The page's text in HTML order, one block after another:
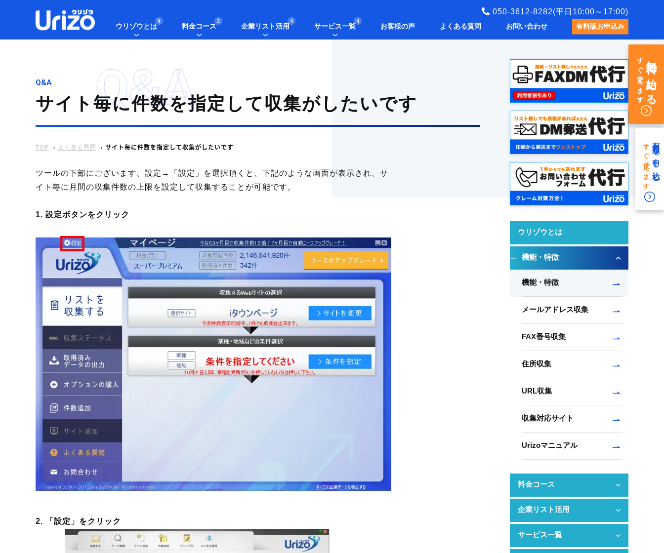
050-3612-8282(平日10:00～17:00)
ウリゾウとは
9
料金コース
3
企業リスト活用
4
サービス一覧
4
お客様の声 よくある質問 お問い合わせ 有料版お申込み
Q&A
Q&A
サイト毎に件数を指定して収集がしたいです
TOP よくある質問 サイト毎に件数を指定して収集がしたいです
ツールの下部にございます、設定→「設定」を選択頂くと、下記のような画面が表示され、サ
イト毎に月間の収集件数の上限を設定して収集することが可能です。
1. 設定ボタンをクリック
2. 「設定」をクリック
ウリゾウとは
機能・特徴
機能・特徴
メールアドレス収集
FAX番号収集
住所収集
URL収集
収集対応サイト
Urizoマニュアル
料金コース
企業リスト活用
サービス一覧
すぐ使えます無料で始める
すぐ使えます有料版を申し込む